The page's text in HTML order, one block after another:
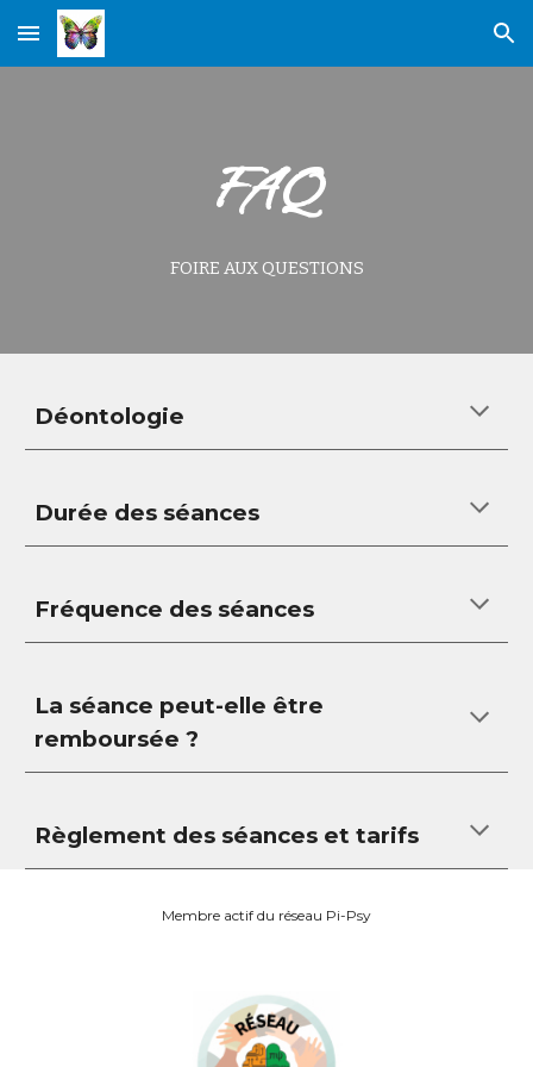
Skip to main content Skip to navigation
FAQ
FOIRE AUX QUESTIONS
Déontologie
Durée des séances
Fréquence des séances
La séance peut-elle être
remboursée ?
Règlement des séances et tarifs
Membre actif du réseau Pi-Psy